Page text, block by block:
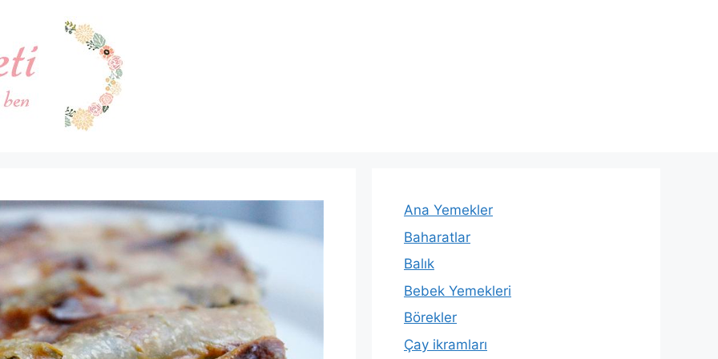
Ana Yemekler
Baharatlar
Balık
Bebek Yemekleri
Börekler
Çay ikramları